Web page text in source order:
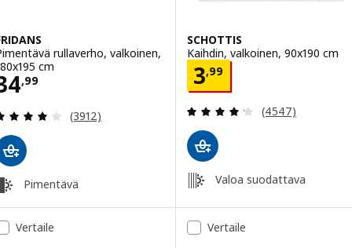
rullaverho, valkoinen,
cm
,99 34,99
Arvio: 4 / 5 tähteä. Arvostelut yhteensä:
(3912)
Pimentävä
SCHOTTIS
Kaihdin, valkoinen, 90x190 cm
3,99
Hinta 3,99
Arvio: 4.2 / 5
(4547)
Valoa suodattava
Vertaile Vertaile